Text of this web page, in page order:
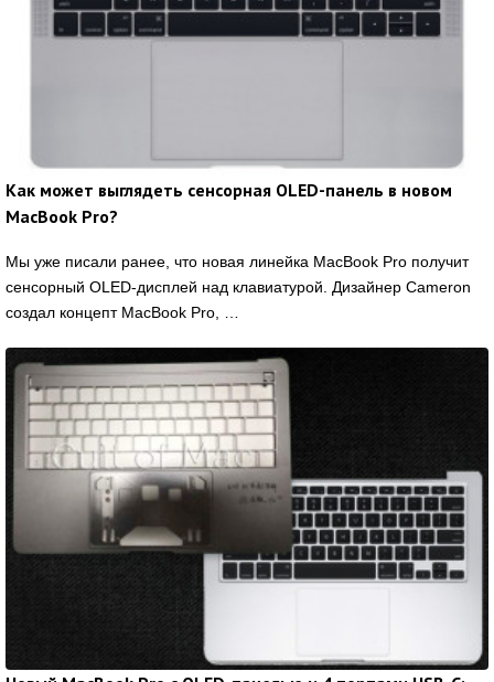
Как может выглядеть сенсорная OLED-панель в новом
MacBook Pro?
Мы уже писали ранее, что новая линейка MacBook Pro получит
сенсорный OLED-дисплей над клавиатурой. Дизайнер Cameron
создал концепт MacBook Pro, …